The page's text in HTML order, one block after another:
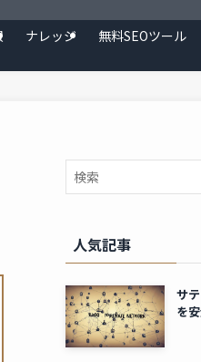
ナレッジ 無料SEOツール
人気記事
サ
を